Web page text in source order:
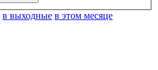
в выходные в этом месяце